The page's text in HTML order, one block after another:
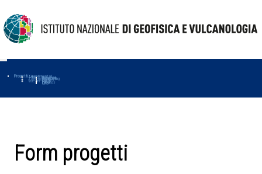
Progetti
Progetti Dipartimentali
AmbienteAmused
Macmap
Tropomag
TerremotiFurther
Muse
Vulcani First
Impact
Love-cf
Uno
Form progetti